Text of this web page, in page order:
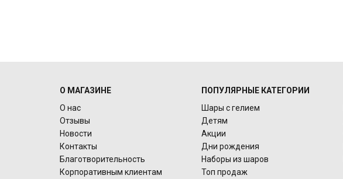
О МАГАЗИНЕ
О нас
Отзывы
Новости
Контакты
Благотворительность
Корпоративным клиентам
ПОПУЛЯРНЫЕ КАТЕГОРИИ
Шары с гелием
Детям
Акции
Дни рождения
Наборы из шаров
Топ продаж